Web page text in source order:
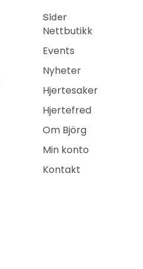
Sider
Nettbutikk
Events
Nyheter
Hjertesaker
Hjertefred
Om Björg
Min konto
Kontakt